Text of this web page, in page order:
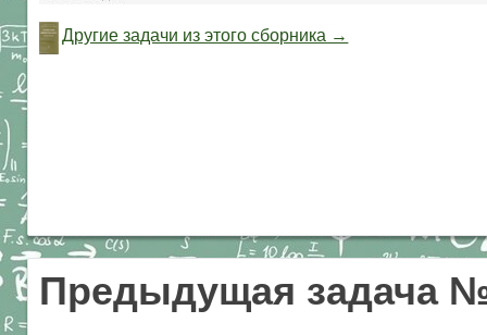
Другие задачи из этого сборника →
Предыдущая задача